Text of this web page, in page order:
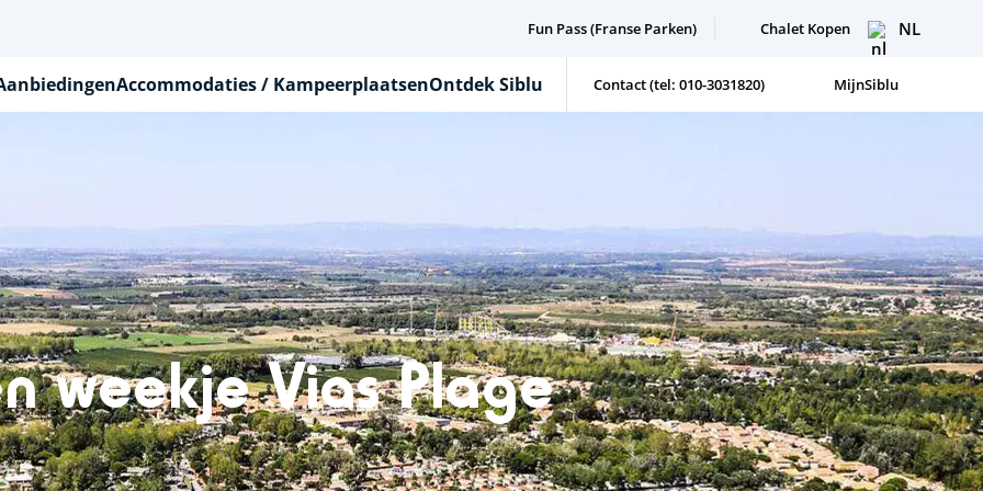
Fun Pass (Franse Parken) Chalet Kopen NL
Accommodaties / KampeerplaatsenOntdek Siblu Contact (tel: 010-3031820) MijnSiblu
weekje Vias Plage